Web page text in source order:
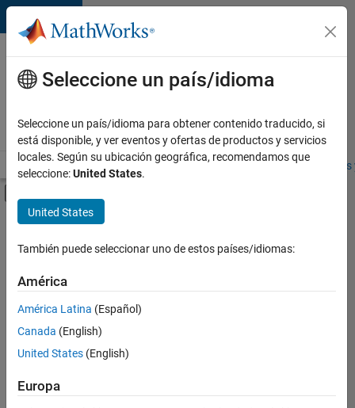
Saltar al contenido
Ofertas
de
empleo
MathWorks
Visión general Búsqueda de empleo Oficinas locales
Contenido principal
FILTRADO POR
Technical Sales Engineering
Ordenar por
Guardar
empleos
Seleccione un país/idioma
Seleccione un país/idioma para obtener contenido traducido, si
está disponible, y ver eventos y ofertas de productos y servicios
locales. Según su ubicación geográfica, recomendamos que
seleccione:United States.
United States
También puede seleccionar uno de estos países/idiomas:
América
América Latina (Español)
Canada (English)
United States (English)
Europa